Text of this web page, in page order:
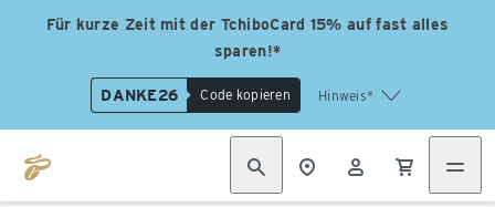
Für kurze Zeit mit der TchiboCard 15% auf fast alles
sparen!*
DANKE26 Code kopieren Hinweis*